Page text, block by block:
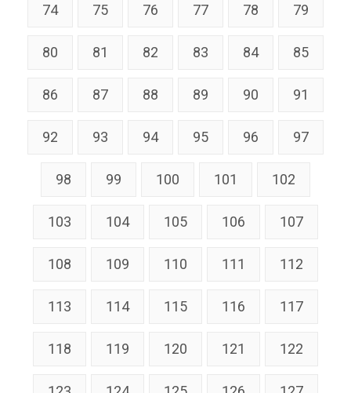
74 75 76 77 78 79
80 81 82 83 84 85
86 87 88 89 90 91
92 93 94 95 96 97
98 99 100 101 102
103 104 105 106 107
108 109 110 111 112
113 114 115 116 117
118 119 120 121 122